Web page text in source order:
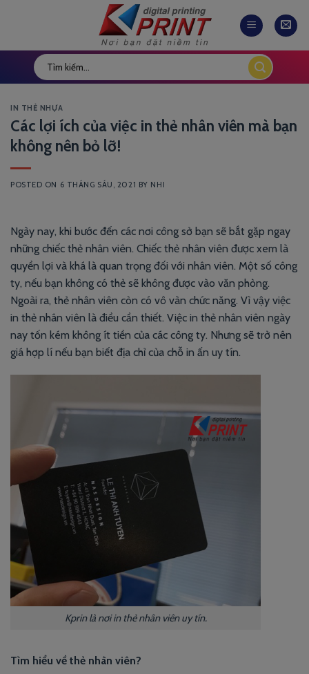
IN THẺ NHỰA
Các lợi ích của việc in thẻ nhân viên mà bạn
không nên bỏ lỡ!
POSTED ON 6 THÁNG SÁU, 2021 BY NHI
Ngày nay, khi bước đến các nơi công sở bạn sẽ bắt gặp ngay
những chiếc thẻ nhân viên. Chiếc thẻ nhân viên được xem là
quyền lợi và khá là quan trọng đối với nhân viên. Một số công
ty, nếu bạn không có thẻ sẽ không được vào văn phòng.
Ngoài ra, thẻ nhân viên còn có vô vàn chức năng. Vì vậy việc
in thẻ nhân viên là điều cần thiết. Việc in thẻ nhân viên ngày
nay tốn kém không ít tiền của các công ty. Nhưng sẽ trở nên
giá hợp lí nếu bạn biết địa chỉ của chỗ in ấn uy tín.
Kprin là nơi in thẻ nhân viên uy tín.
Tìm hiểu về thẻ nhân viên?